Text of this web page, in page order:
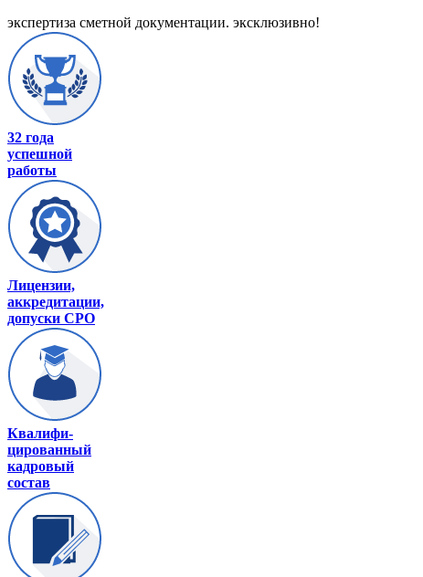
экспертиза сметной документации. эксклюзивно!
32 года
успешной
работы
Лицензии,
аккредитации,
допуски СРО
Квалифи-
цированный
кадровый
состав